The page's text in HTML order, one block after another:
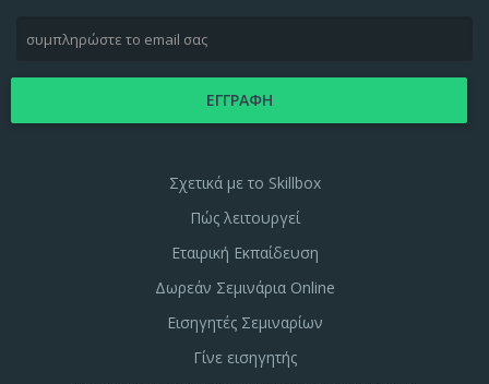
Σχετικά με το Skillbox
Πώς λειτουργεί
Εταιρική Εκπαίδευση
Δωρεάν Σεμινάρια Online
Εισηγητές Σεμιναρίων
Γίνε εισηγητής